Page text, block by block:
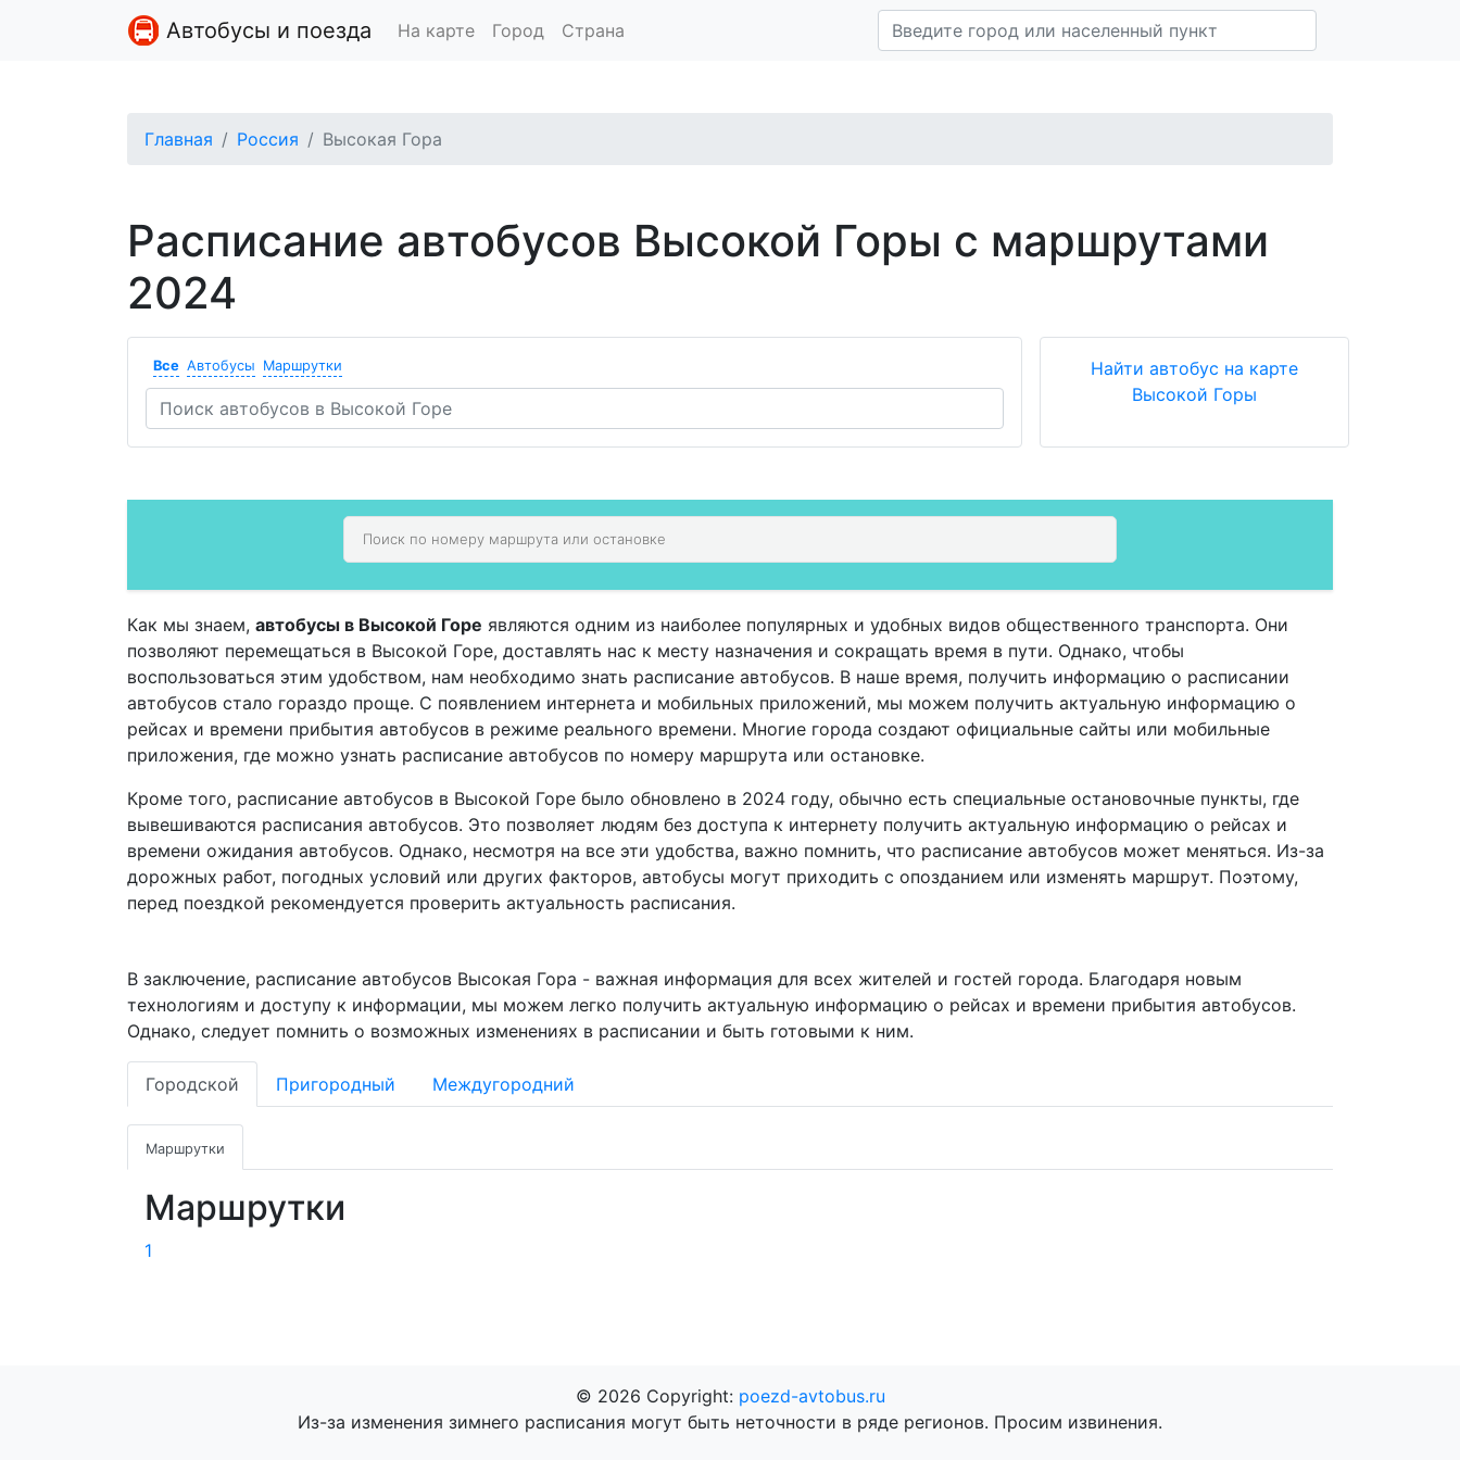
Автобусы и поезда На карте Город Страна
Главная Россия Высокая Гора
Расписание автобусов Высокой Горы с маршрутами
2024
Все Автобусы Маршрутки
Найти автобус на карте
Высокой Горы
Как мы знаем, автобусы в Высокой Горе являются одним из наиболее популярных и удобных видов общественного транспорта. Они
позволяют перемещаться в Высокой Горе, доставлять нас к месту назначения и сокращать время в пути. Однако, чтобы
воспользоваться этим удобством, нам необходимо знать расписание автобусов. В наше время, получить информацию о расписании
автобусов стало гораздо проще. С появлением интернета и мобильных приложений, мы можем получить актуальную информацию о
рейсах и времени прибытия автобусов в режиме реального времени. Многие города создают официальные сайты или мобильные
приложения, где можно узнать расписание автобусов по номеру маршрута или остановке.
Кроме того, расписание автобусов в Высокой Горе было обновлено в 2024 году, обычно есть специальные остановочные пункты, где
вывешиваются расписания автобусов. Это позволяет людям без доступа к интернету получить актуальную информацию о рейсах и
времени ожидания автобусов. Однако, несмотря на все эти удобства, важно помнить, что расписание автобусов может меняться. Из-за
дорожных работ, погодных условий или других факторов, автобусы могут приходить с опозданием или изменять маршрут. Поэтому,
перед поездкой рекомендуется проверить актуальность расписания.
В заключение, расписание автобусов Высокая Гора - важная информация для всех жителей и гостей города. Благодаря новым
технологиям и доступу к информации, мы можем легко получить актуальную информацию о рейсах и времени прибытия автобусов.
Однако, следует помнить о возможных изменениях в расписании и быть готовыми к ним.
Городской Пригородный Междугородний
Маршрутки
Маршрутки
1
© 2026 Copyright: poezd-avtobus.ru
Из-за изменения зимнего расписания могут быть неточности в ряде регионов. Просим извинения.